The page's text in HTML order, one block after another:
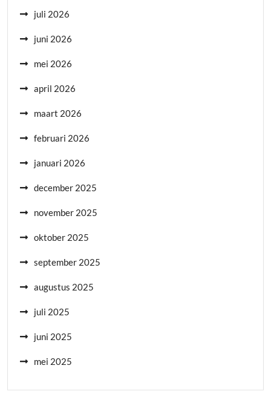
juli 2026
juni 2026
mei 2026
april 2026
maart 2026
februari 2026
januari 2026
december 2025
november 2025
oktober 2025
september 2025
augustus 2025
juli 2025
juni 2025
mei 2025